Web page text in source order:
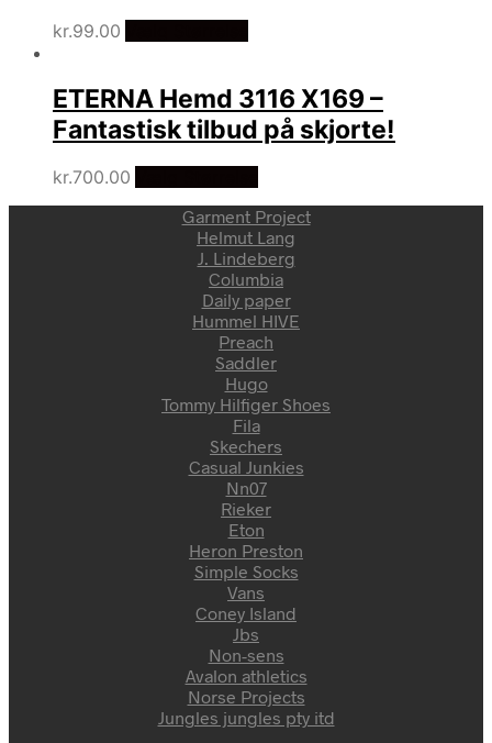
kr.99.00
ETERNA Hemd 3116 X169 –
Fantastisk tilbud på skjorte!
kr.700.00
Garment Project
Helmut Lang
J. Lindeberg
Columbia
Daily paper
Hummel HIVE
Preach
Saddler
Hugo
Tommy Hilfiger Shoes
Fila
Skechers
Casual Junkies
Nn07
Rieker
Eton
Heron Preston
Simple Socks
Vans
Coney Island
Jbs
Non-sens
Avalon athletics
Norse Projects
Jungles jungles pty itd